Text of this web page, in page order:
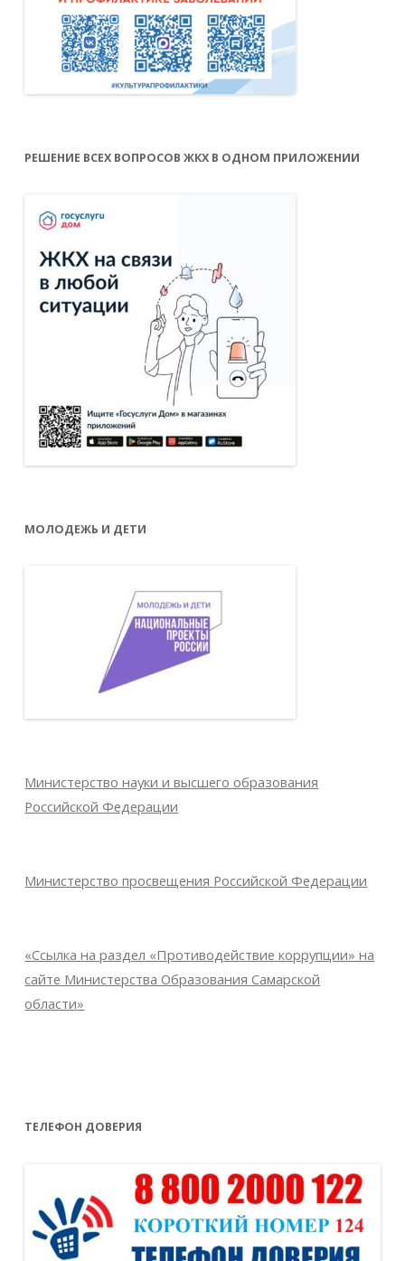
РЕШЕНИЕ ВСЕХ ВОПРОСОВ ЖКХ В ОДНОМ ПРИЛОЖЕНИИ
МОЛОДЕЖЬ И ДЕТИ
Министерство науки и высшего образования
Российской Федерации
Министерство просвещения Российской Федерации
«Ссылка на раздел «Противодействие коррупции» на
сайте Министерства Образования Самарской
области»
ТЕЛЕФОН ДОВЕРИЯ